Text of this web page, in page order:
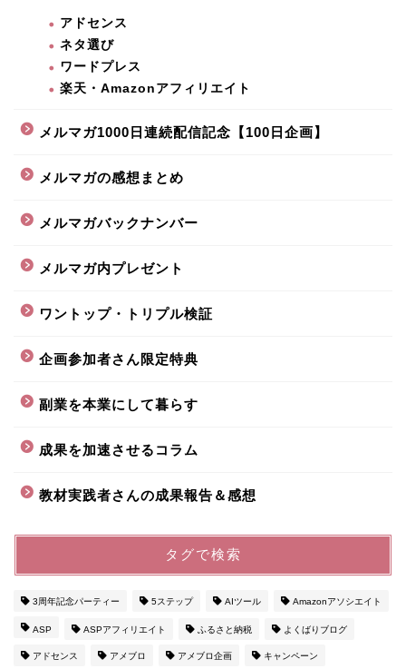
アドセンス
ネタ選び
ワードプレス
楽天・Amazonアフィリエイト
メルマガ1000日連続配信記念【100日企画】
メルマガの感想まとめ
メルマガバックナンバー
メルマガ内プレゼント
ワントップ・トリプル検証
企画参加者さん限定特典
副業を本業にして暮らす
成果を加速させるコラム
教材実践者さんの成果報告＆感想
タグで検索
3周年記念パーティー 5ステップ AIツール Amazonアソシエイト
ASP ASPアフィリエイト ふるさと納税 よくばりブログ
アドセンス アメブロ アメブロ企画 キャンペーン